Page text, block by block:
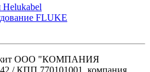
Helukabel
FLUKE
ООО "КОМПАНИЯ